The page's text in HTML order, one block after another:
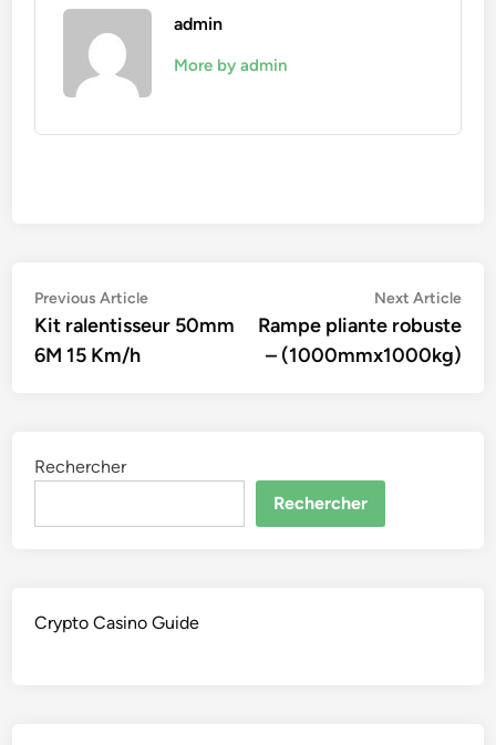
admin
More by admin
Navigation
de
l’article
Previous ArticlePrevious
article:
Kit ralentisseur 50mm
6M 15 Km/h
Next Article
Rampe pliante robuste
– (1000mmx1000kg)
Rechercher
Rechercher
Crypto Casino Guide